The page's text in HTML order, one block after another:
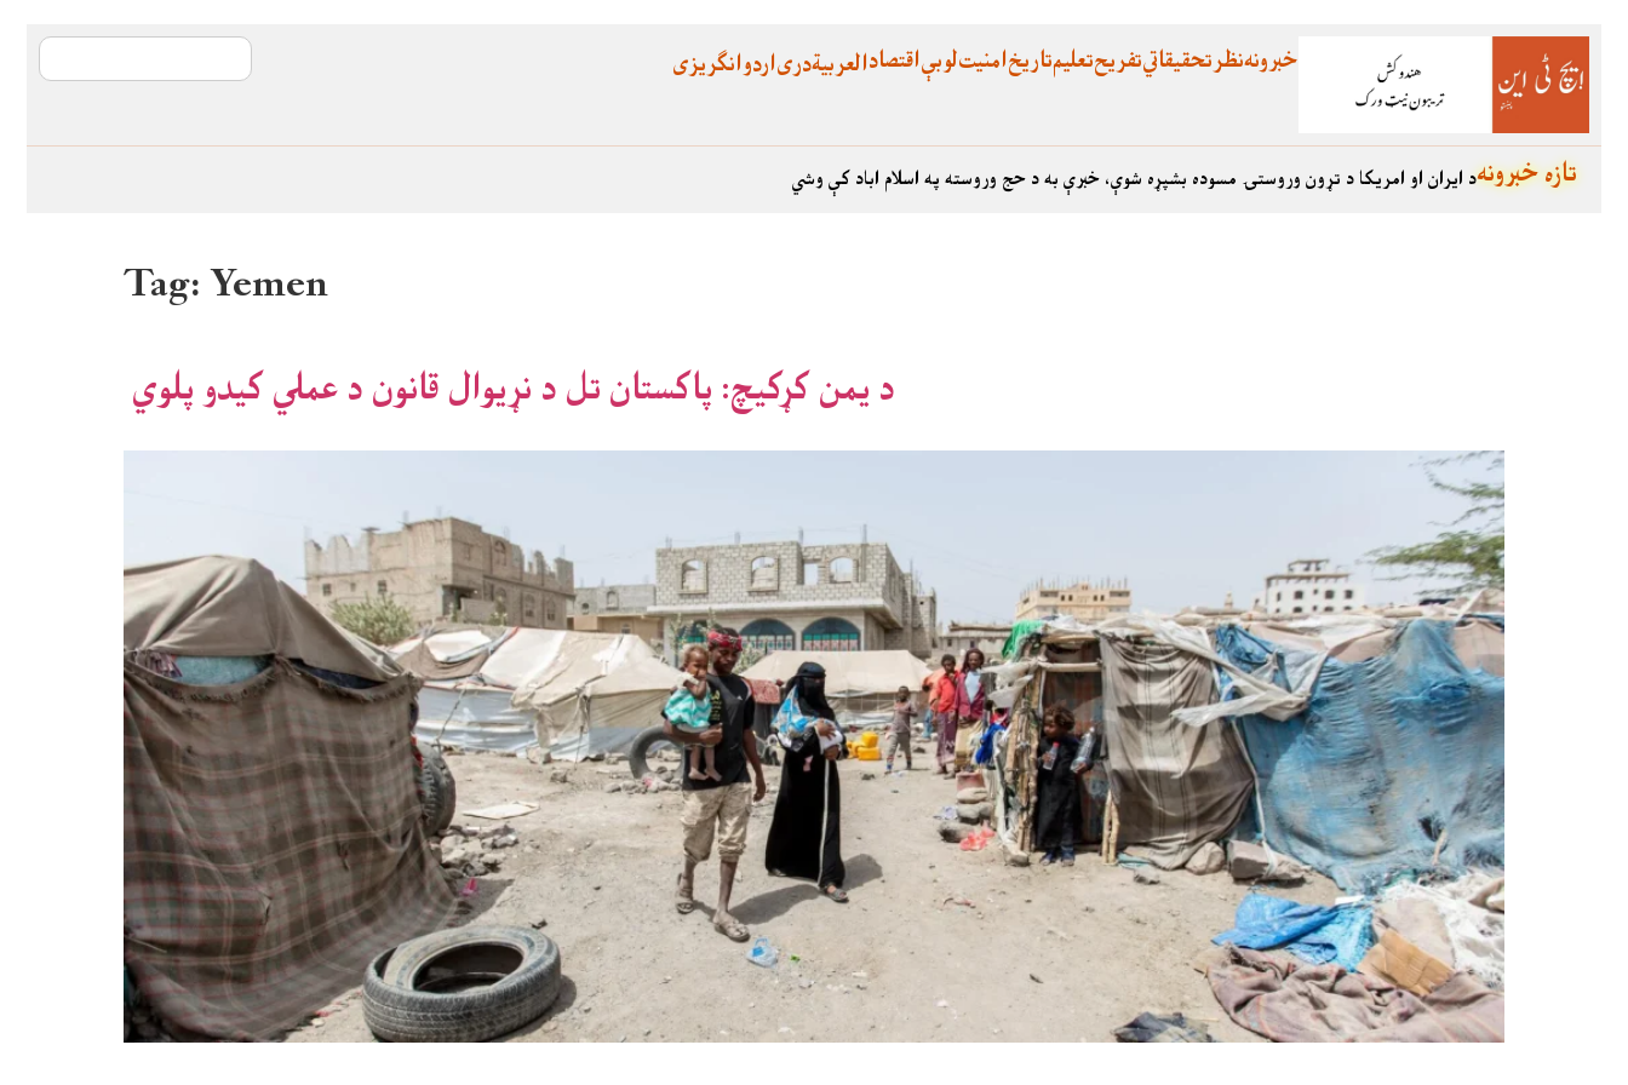
اقتصادلوبېامنیتتاریختعلیمتفریحتحقیقاتينظرخبرونه انگریزیاردودریالعربية
د ایران او امریکا د تړون وروستۍ مسوده بشپړه شوې، خبرې به د حج وروسته په اسلام اباد کې وشيتازه خبرونه
Tag:Yemen
د یمن کړکیچ: پاکستان تل د نړیوال قانون د عملي کیدو پلوي